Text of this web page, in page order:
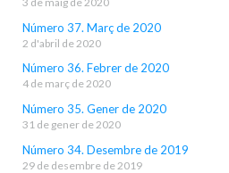
Número 37. Març de 2020
2 d'abril de 2020
Número 36. Febrer de 2020
4 de març de 2020
Número 35. Gener de 2020
31 de gener de 2020
Número 34. Desembre de 2019
29 de desembre de 2019